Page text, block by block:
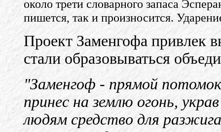
около трети словарного запаса
пишется, так и произносится.
Проект Заменгофа привлек
стали образовываться
"Заменгоф - прямой
принес на землю огонь,
людям средство для